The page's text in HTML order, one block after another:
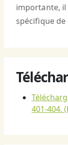
importante,
spécifique
401-404.